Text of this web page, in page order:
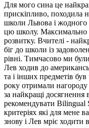
Для мого сина це
прискіпливо, походила
школи Львова і
цю школу. Максимально
розвитку. Вчителі -
біг до школи із
рівні. Тимчасово ми
Лев ходив до
та і інших предметів
року отримали
за найкращі досягнення
рекомендувати
критеріях які для мене
знову і Лев мріє